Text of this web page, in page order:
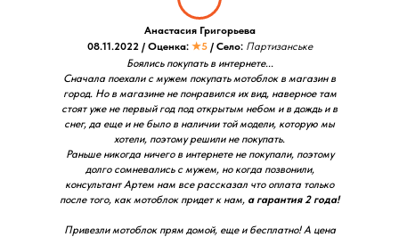
Боялись покупать в интернете...
Сначала поехали с мужем покупать мотоблок в магазин в
город. Но в магазине не понравился их вид, наверное там
стоят уже не первый год под открытым небом и в дождь и в
снег, да еще и не было в наличии той модели, которую мы
хотели, поэтому решили не покупать.
Раньше никогда ничего в интернете не покупали, поэтому
долго сомневались с мужем, но когда позвонили,
консультант Артем нам все рассказал что оплата только
после того, как мотоблок придет к нам, а гарантия 2 года!
Привезли мотоблок прям домой, еще и бесплатно! А цена
Анастасия Григорьева
08.11.2022 / Оценка: ★5 / Село: Партизанське